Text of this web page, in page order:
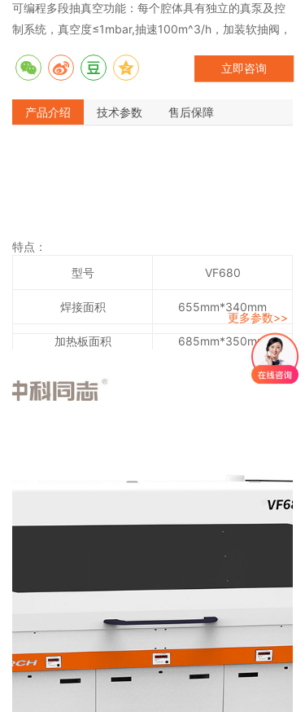
可编程多段抽真空功能：每个腔体具有独立的真泵及控
制系统，真空度≤1mbar,抽速100m^3/h，加装软抽阀，
4、采用加热板接触式加热，冷却板接触式散热，加热板
升温速率1-3℃/S，降温速率3-6℃/S，均可编程控制。
各阶段的温度梯度和时间，可按需要自由编程并保存；
立即咨询
产品介绍 技术参数 售后保障
特点：
型号
VF680
焊接面积 655mm*340mm
加热板面积 685mm*350mm
更多参数>>